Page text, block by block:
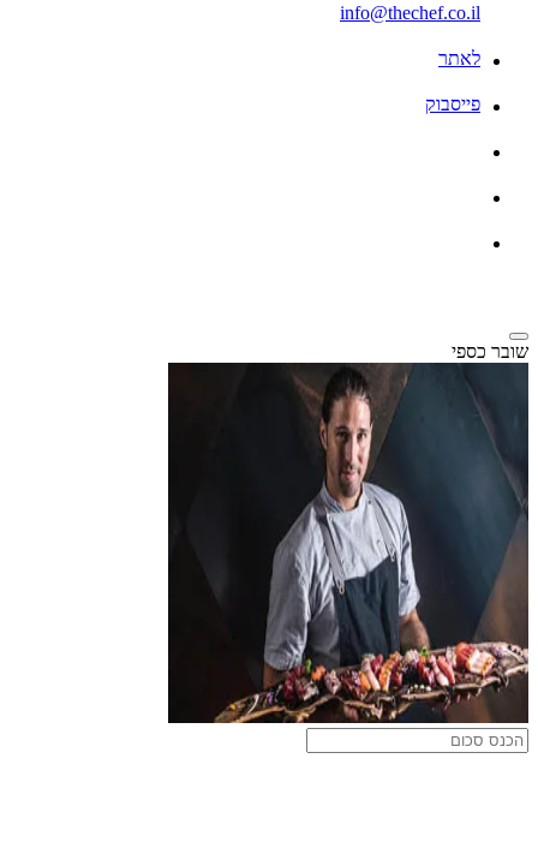
info@thechef.co.il
לאתר
פייסבוק
שובר כספי